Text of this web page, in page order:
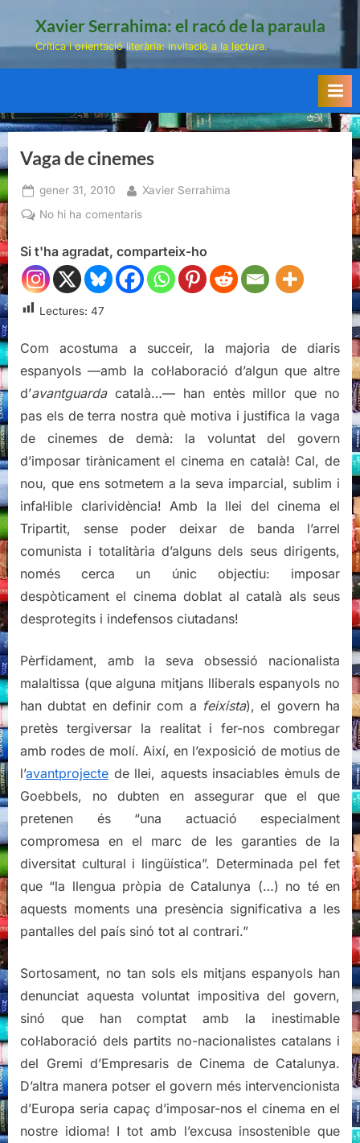
Xavier Serrahima: el racó de la paraula
Crítica i orientació literària: invitació a la lectura.
Vaga de cinemes
Posted
on
gener 31, 2010 By
Xavier Serrahima
No hi ha comentarisa
de
cinemes
Si t'ha agradat, comparteix-ho
Lectures: 47
Com acostuma a succeir, la majoria de diaris
espanyols —amb la col·laboració d’algun que altre
d’avantguardacatalà…— han entès millor que no
pas els de terra nostra què motiva i justifica la vaga
de cinemes de demà: la voluntat del govern
d’imposar tirànicament el cinema en català! Cal, de
nou, que ens sotmetem a la seva imparcial, sublim i
infal·lible clarividència! Amb la llei del cinema el
Tripartit, sense poder deixar de banda l’arrel
comunista i totalitària d’alguns dels seus dirigents,
només cerca un únic objectiu: imposar
despòticament el cinema doblat al català als seus
desprotegits i indefensos ciutadans!
Pèrfidament, amb la seva obsessió nacionalista
malaltissa (que alguna mitjans lliberals espanyols no
han dubtat en definir com a feixista), el govern ha
pretès tergiversar la realitat i fer-nos combregar
amb rodes de molí. Així, en l’exposició de motius de
l’avantprojecte de llei, aquests insaciables èmuls de
Goebbels, no dubten en assegurar que el que
pretenen és “una actuació especialment
compromesa en el marc de les garanties de la
diversitat cultural i lingüística”. Determinada pel fet
que “la llengua pròpia de Catalunya (…) no té en
aquests moments una presència significativa a les
pantalles del país sinó tot al contrari.”
Sortosament, no tan sols els mitjans espanyols han
denunciat aquesta voluntat impositiva del govern,
sinó que han comptat amb la inestimable
col·laboració dels partits no-nacionalistes catalans i
del Gremi d’Empresaris de Cinema de Catalunya.
D’altra manera potser el govern més intervencionista
d’Europa seria capaç d’imposar-nos el cinema en el
nostre idioma! I tot amb l’excusa insostenible que